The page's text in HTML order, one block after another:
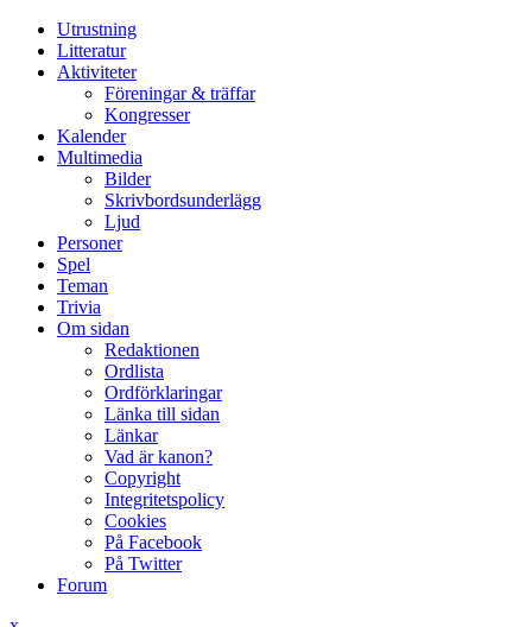
Utrustning
Litteratur
Aktiviteter
Föreningar & träffar
Kongresser
Kalender
Multimedia
Bilder
Skrivbordsunderlägg
Ljud
Personer
Spel
Teman
Trivia
Om sidan
Redaktionen
Ordlista
Ordförklaringar
Länka till sidan
Länkar
Vad är kanon?
Copyright
Integritetspolicy
Cookies
På Facebook
På Twitter
Forum